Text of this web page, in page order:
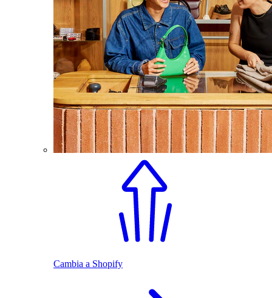
Cambia a Shopify